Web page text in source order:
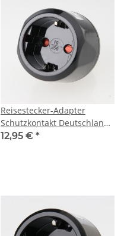
Reisestecker-Adapter
Schutzkontakt Deutschland
auf Italien 10A/250V
12,95 € *